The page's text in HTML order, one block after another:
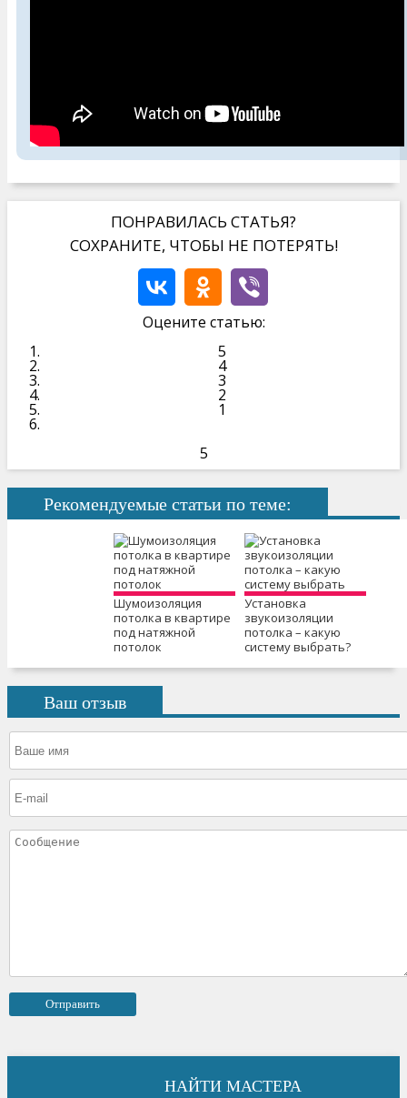
ПОНРАВИЛАСЬ СТАТЬЯ?
СОХРАНИТЕ, ЧТОБЫ НЕ ПОТЕРЯТЬ!
Оцените статью:
5
4
3
2
1
5
Рекомендуемые статьи по теме:
Шумоизоляция
потолка в квартире
под натяжной
потолок
Установка
звукоизоляции
потолка – какую
систему выбрать?
Ваш отзыв
НАЙТИ МАСТЕРА